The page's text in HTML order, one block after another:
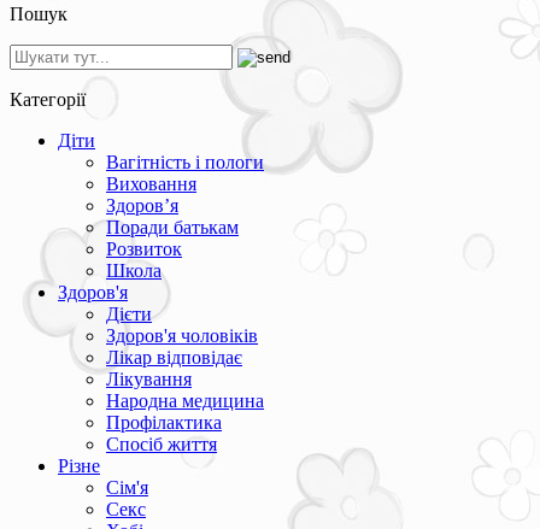
Пошук
Категорії
Діти
Вагітність і пологи
Виховання
Здоров’я
Поради батькам
Розвиток
Школа
Здоров'я
Дієти
Здоров'я чоловіків
Лікар відповідає
Лікування
Народна медицина
Профілактика
Спосіб життя
Різне
Сім'я
Секс